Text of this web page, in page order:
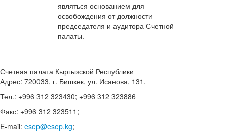
являться основанием для
освобождения от должности
председателя и аудитора Счетной
палаты.
Счетная палата Кыргызской Республики
Адрес: 720033, г. Бишкек, ул. Исанова, 131.
Тел.: +996 312 323430; +996 312 323886
Факс: +996 312 323511;
E-mail: esep@esep.kg;